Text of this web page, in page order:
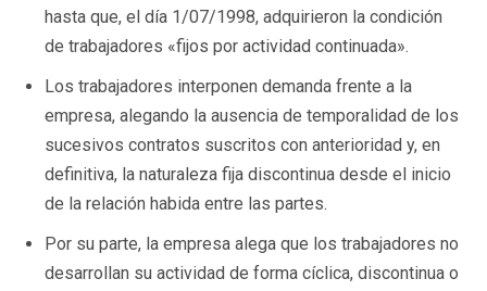
hasta que, el día 1/07/1998, adquirieron la condición
de trabajadores «fijos por actividad continuada».
Los trabajadores interponen demanda frente a la
empresa, alegando la ausencia de temporalidad de los
sucesivos contratos suscritos con anterioridad y, en
definitiva, la naturaleza fija discontinua desde el inicio
de la relación habida entre las partes.
Por su parte, la empresa alega que los trabajadores no
desarrollan su actividad de forma cíclica, discontinua o